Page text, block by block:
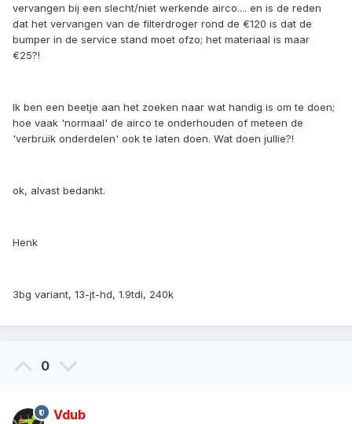
vervangen bij een slecht/niet werkende airco.... en is de reden
dat het vervangen van de filterdroger rond de €120 is dat de
bumper in de service stand moet ofzo; het materiaal is maar
€25?!
Ik ben een beetje aan het zoeken naar wat handig is om te doen;
hoe vaak 'normaal' de airco te onderhouden of meteen de
'verbruik onderdelen' ook te laten doen. Wat doen jullie?!
ok, alvast bedankt.
Henk
3bg variant, 13-jt-hd, 1.9tdi, 240k
0
Vdub